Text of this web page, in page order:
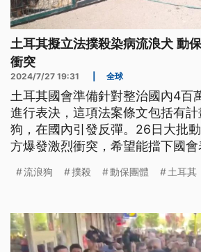
土耳其擬立法撲殺染病流浪犬 動
衝突
2024/7/27 19:31 全球
土耳其國會準備針對整治國內4百
進行表決，這項法案條文包括有
狗，在國內引發反彈。26日大批
方爆發激烈衝突，希望能擋下國會
流浪狗 撲殺 動保團體 土耳其